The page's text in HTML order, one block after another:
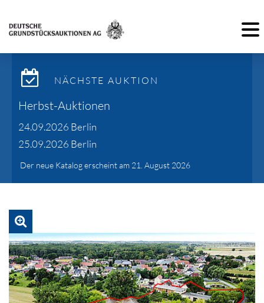
NÄCHSTE AUKTION
Herbst-Auktionen
24.09.2026 Berlin
25.09.2026 Berlin
Der neue Katalog erscheint am 21. August 2026